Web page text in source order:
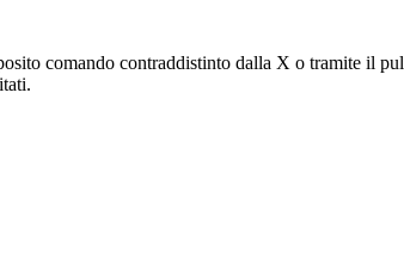
comando contraddistinto dalla X o tramite il